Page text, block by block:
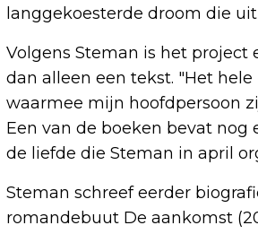
langgekoesterde droom die
Volgens Steman is het
dan alleen een tekst. "Het
waarmee mijn hoofdpersoon
Een van de boeken bevat nog
de liefde die Steman in april
Steman schreef eerder
romandebuut De aankomst